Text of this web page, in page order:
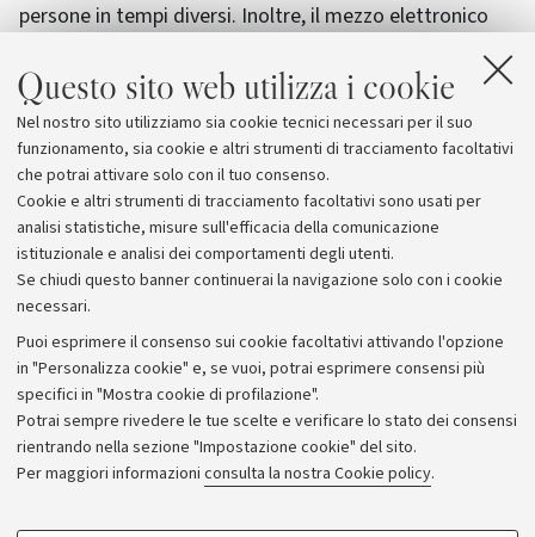
Questo sito web utilizza i cookie
Nel nostro sito utilizziamo sia cookie tecnici necessari per il suo
funzionamento, sia cookie e altri strumenti di tracciamento facoltativi
che potrai attivare solo con il tuo consenso.
Cookie e altri strumenti di tracciamento facoltativi sono usati per
analisi statistiche, misure sull'efficacia della comunicazione
istituzionale e analisi dei comportamenti degli utenti.
Se chiudi questo banner continuerai la navigazione solo con i cookie
necessari.
Puoi esprimere il consenso sui cookie facoltativi attivando l'opzione
in "Personalizza cookie" e, se vuoi, potrai esprimere consensi più
specifici in "Mostra cookie di profilazione".
Potrai sempre rivedere le tue scelte e verificare lo stato dei consensi
rientrando nella sezione "Impostazione cookie" del sito.
Per maggiori informazioni consulta la nostra Cookie policy.
persone in tempi diversi. Inoltre, il mezzo elettronico
non necessita di un potere mediato, per esempio, dalla
forza fisica: anche una sola persona, nel chiuso della
propria stanza e senza particolari doti fisiche, può
compiere atti di cyberbullismo su un numero illimitato
di vittime con poche operazioni telematiche.
Archivio
Comunicati stampa
Redazione
Rassegna stampa